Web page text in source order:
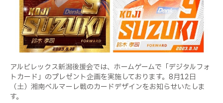
アルビレックス新潟後援会では、ホームゲームで「デジタルフォ
トカード」のプレゼント企画を実施しております。8月12日
（土）湘南ベルマーレ戦のカードデザインをお知らせいたしま
す。